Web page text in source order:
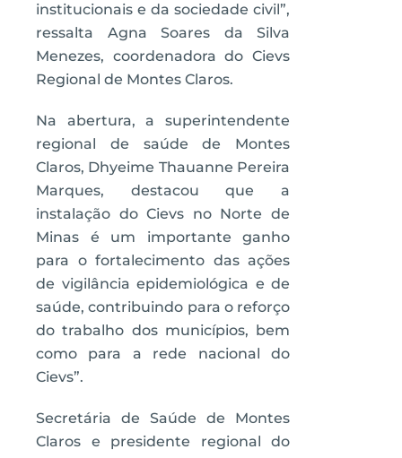
institucionais e da sociedade civil”,
ressalta Agna Soares da Silva
Menezes, coordenadora do Cievs
Regional de Montes Claros.
Na abertura, a superintendente
regional de saúde de Montes
Claros, Dhyeime Thauanne Pereira
Marques, destacou que a
instalação do Cievs no Norte de
Minas é um importante ganho
para o fortalecimento das ações
de vigilância epidemiológica e de
saúde, contribuindo para o reforço
do trabalho dos municípios, bem
como para a rede nacional do
Cievs”.
Secretária de Saúde de Montes
Claros e presidente regional do